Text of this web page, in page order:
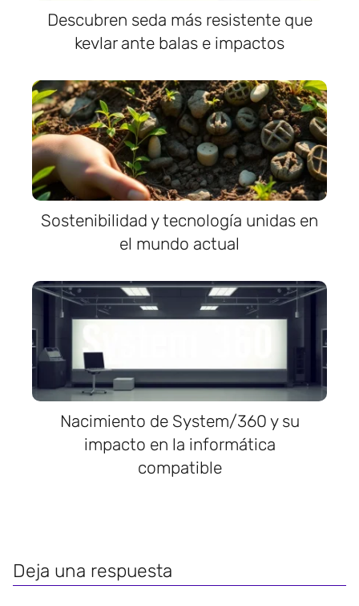
Descubren seda más resistente que
kevlar ante balas e impactos
Sostenibilidad y tecnología unidas en
el mundo actual
Nacimiento de System/360 y su
impacto en la informática
compatible
Deja una respuesta